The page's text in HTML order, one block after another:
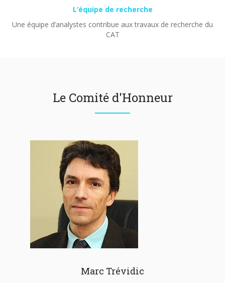
L’équipe de recherche
Une équipe d’analystes contribue aux travaux de recherche du
CAT
Le Comité d'Honneur
Marc Trévidic